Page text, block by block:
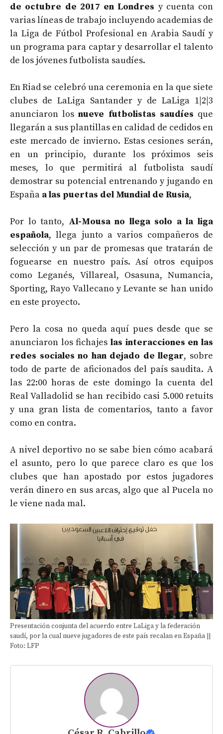
de octubre de 2017 en Londres y cuenta con
varias líneas de trabajo incluyendo academias de
la Liga de Fútbol Profesional en Arabia Saudí y
un programa para captar y desarrollar el talento
de los jóvenes futbolista saudíes.
En Riad se celebró una ceremonia en la que siete
clubes de LaLiga Santander y de LaLiga 1|2|3
anunciaron los nueve futbolistas saudíes que
llegarán a sus plantillas en calidad de cedidos en
este mercado de invierno. Estas cesiones serán,
en un principio, durante los próximos seis
meses, lo que permitirá al futbolista saudí
demostrar su potencial entrenando y jugando en
España a las puertas del Mundial de Rusia,
Por lo tanto, Al-Mousa no llega solo a la liga
española, llega junto a varios compañeros de
selección y un par de promesas que tratarán de
foguearse en nuestro país. Así otros equipos
como Leganés, Villareal, Osasuna, Numancia,
Sporting, Rayo Vallecano y Levante se han unido
en este proyecto.
Pero la cosa no queda aquí pues desde que se
anunciaron los fichajes las interacciones en las
redes sociales no han dejado de llegar, sobre
todo de parte de aficionados del país saudita. A
las 22:00 horas de este domingo la cuenta del
Real Valladolid se han recibido casi 5.000 retuits
y una gran lista de comentarios, tanto a favor
como en contra.
A nivel deportivo no se sabe bien cómo acabará
el asunto, pero lo que parece claro es que los
clubes que han apostado por estos jugadores
verán dinero en sus arcas, algo que al Pucela no
le viene nada mal.
Presentación conjunta del acuerdo entre LaLiga y la federación
saudí, por la cual nueve jugadores de este país recalan en España ||
Foto: LFP